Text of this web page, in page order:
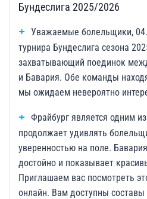
Бундеслига 2025/2026
Уважаемые болельщики,
турнира Бундеслига сезона
захватывающий поединок
и Бавария. Обе команды
мы ожидаем невероятно
Фрайбург является одним
продолжает удивлять
уверенностью на поле.
достойно и показывает
Приглашаем вас посмотреть
онлайн. Вам доступны составы